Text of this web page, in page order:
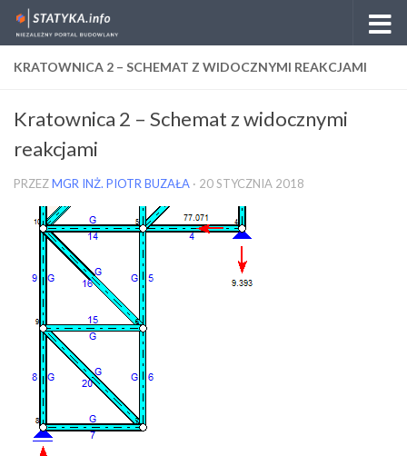
Skip to content
KRATOWNICA 2 – SCHEMAT Z WIDOCZNYMI REAKCJAMI
Kratownica 2 – Schemat z widocznymi
reakcjami
PRZEZMGR INŻ. PIOTR BUZAŁA · 20 STYCZNIA 2018